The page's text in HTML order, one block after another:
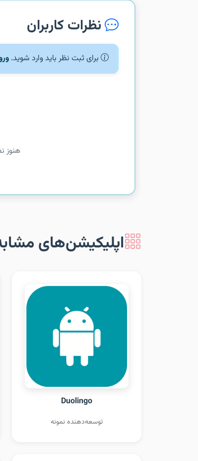
نظرات کاربران
برای ثبت نظر باید وارد شوید.
هنوز
اپلیکیشن‌های
Duolingo
توسعه‌دهنده نمونه